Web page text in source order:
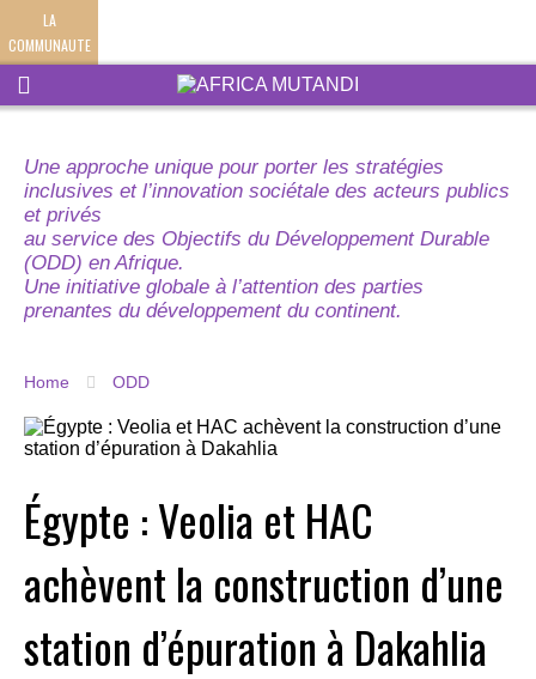
LA
COMMUNAUTE
Une approche unique pour porter les stratégies
inclusives et l’innovation sociétale des acteurs publics
et privés
au service des Objectifs du Développement Durable
(ODD) en Afrique.
Une initiative globale à l’attention des parties
prenantes du développement du continent.
Home ODD
Égypte : Veolia et HAC
achèvent la construction d’une
station d’épuration à Dakahlia